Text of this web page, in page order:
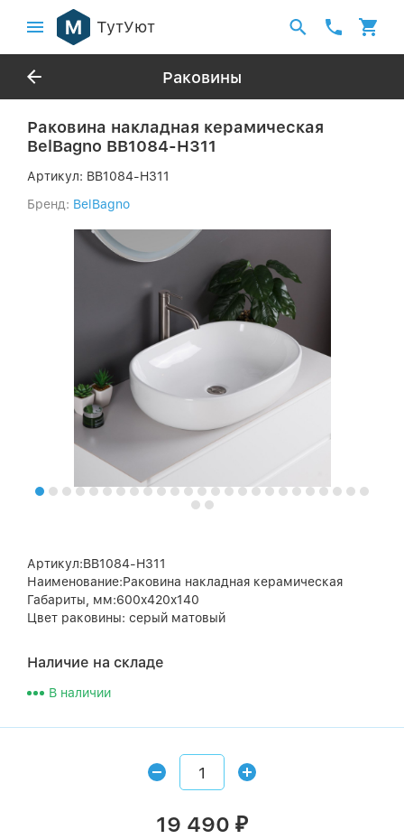
ТутУют
Раковины
Раковина накладная керамическая
BelBagno BB1084-H311
Артикул: BB1084-H311
Бренд: BelBagno
Артикул:BB1084-H311
Наименование:Раковина накладная керамическая
Габариты, мм:600x420x140
Цвет раковины: серый матовый
Наличие на складе
В наличии
19 490 ₽